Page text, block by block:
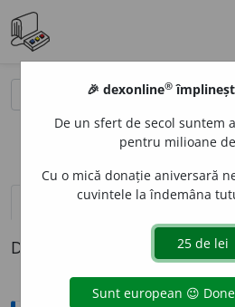
definiții (1) pronunțievolume_up (3)
Definiția cu ID-ul 828708:
🎉 dexonline®
De un sfert de secol suntem
pentru milioane
Cu o mică donație aniversară
cuvintele la îndemâna